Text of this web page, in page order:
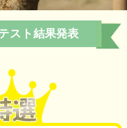
スト結果発表